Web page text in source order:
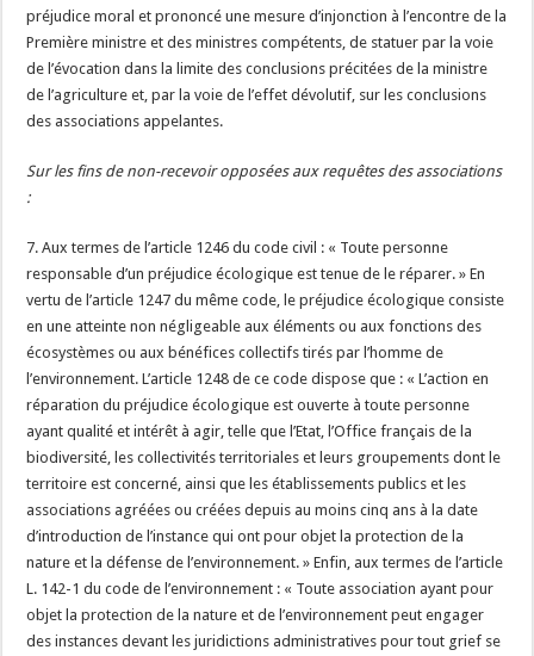
préjudice moral et prononcé une mesure d’injonction à l’encontre de la
Première ministre et des ministres compétents, de statuer par la voie
de l’évocation dans la limite des conclusions précitées de la ministre
de l’agriculture et, par la voie de l’effet dévolutif, sur les conclusions
des associations appelantes.
Sur les fins de non-recevoir opposées aux requêtes des associations
:
7. Aux termes de l’article 1246 du code civil : « Toute personne
responsable d’un préjudice écologique est tenue de le réparer. » En
vertu de l’article 1247 du même code, le préjudice écologique consiste
en une atteinte non négligeable aux éléments ou aux fonctions des
écosystèmes ou aux bénéfices collectifs tirés par l’homme de
l’environnement. L’article 1248 de ce code dispose que : « L’action en
réparation du préjudice écologique est ouverte à toute personne
ayant qualité et intérêt à agir, telle que l’Etat, l’Office français de la
biodiversité, les collectivités territoriales et leurs groupements dont le
territoire est concerné, ainsi que les établissements publics et les
associations agréées ou créées depuis au moins cinq ans à la date
d’introduction de l’instance qui ont pour objet la protection de la
nature et la défense de l’environnement. » Enfin, aux termes de l’article
L. 142-1 du code de l’environnement : « Toute association ayant pour
objet la protection de la nature et de l’environnement peut engager
des instances devant les juridictions administratives pour tout grief se